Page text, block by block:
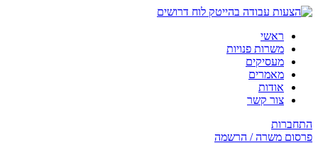
לוח דרושים
ראשי
משרות פנויות
מעסיקים
מאמרים
אודות
צור קשר
התחברות
פרסום משרה / הרשמה